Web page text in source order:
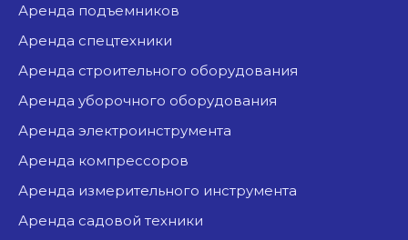
аренда подъемников
аренда спецтехники
аренда строительного оборудования
аренда уборочного оборудования
аренда электроинструмента
аренда компрессоров
аренда измерительного инструмента
аренда садовой техники